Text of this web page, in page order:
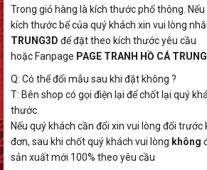
Trong giỏ hàng là kích thước phổ thông.
kích thước bể của quý khách xin vui lòng
TRUNG3D để đặt theo kích thước yêu cầu
hoặc Fanpage PAGE TRANH HỒ CÁ
Q: Có thể đổi mẫu sau khi đặt không ?
T: Bên shop có gọi điện lại để chốt lại quý
thước.
Nếu quý khách cần đổi xin vui lòng đổi
đơn, sau khi chốt quý khách vui lòng không
sản xuất mới 100% theo yêu cầu